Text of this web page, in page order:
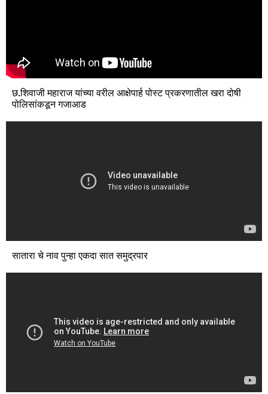
छ.शिवाजी महाराज यांच्या वरील आक्षेपार्ह पोस्ट प्रकरणातील खरा दोषी
पोलिसांकडून गजाआड
सातारा चे नाव पुन्हा एकदा सात समुद्रपार